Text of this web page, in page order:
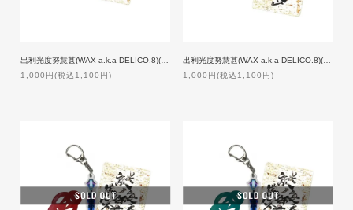
1,000円(税込1,100円)
1,000円(税込1,100円)